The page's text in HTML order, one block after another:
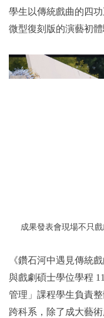
學生以傳統戲曲的四
微型復刻版的演藝初
成果發表會現場不只
《鑽石河中遇見傳統
與戲劇碩士學位學程
管理」課程學生負責
跨科系，除了成大藝